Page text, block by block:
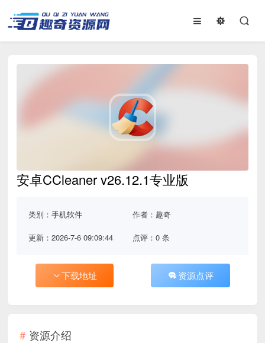
安卓CCleaner v26.12.1专业版
类别：手机软件 作者：趣奇
更新：2026-7-6 09:09:44 点评：0 条
下载地址 资源点评
资源介绍